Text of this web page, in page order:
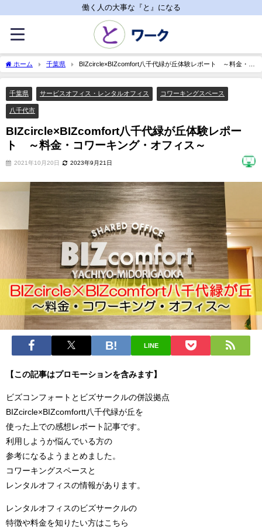
働く人の大事な『と』になる
ホーム 千葉県
BIZcircle×BIZcomfort八千代緑が丘体験レポート ～料金・コ
ワーキング・オフィス～
千葉県 サービスオフィス・レンタルオフィス コワーキングスペース
八千代市
BIZcircle×BIZcomfort八千代緑が丘体験レポー
ト ～料金・コワーキング・オフィス～
2021年10月20日 2023年9月21日
LINE
【この記事はプロモーションを含みます】
ビズコンフォートとビズサークルの併設拠点
BIZcircle×BIZcomfortt八千代緑が丘を
使った上での感想レポート記事です。
利用しようか悩んでいる方の
参考になるようまとめました。
コワーキングスペースと
レンタルオフィスの情報があります。
レンタルオフィスのビズサークルの
特徴や料金を知りたい方はこちら